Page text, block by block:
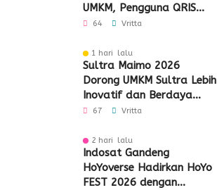
UMKM, Pengguna QRIS
Tembus 350 Ribu
64 Vritta
1 hari lalu
Sultra Maimo 2026
Dorong UMKM Sultra Lebih
Inovatif dan Berdaya
Saing
67 Vritta
2 hari lalu
Indosat Gandeng
HoYoverse Hadirkan HoYo
FEST 2026 dengan